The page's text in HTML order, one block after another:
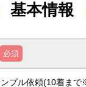
基本情報
必須
プル依頼(10着ま